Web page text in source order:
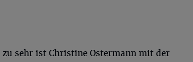
sehr ist Christine Ostermann mit der